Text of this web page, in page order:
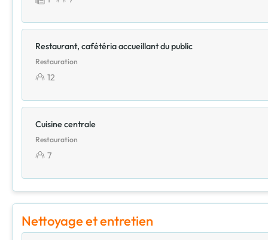
Restaurant, cafétéria accueillant du public
Restauration
12
Cuisine centrale
Restauration
7
Nettoyage et entretien